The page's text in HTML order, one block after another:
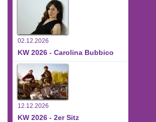
02.12.2026
KW 2026 - Carolina Bubbico
12.12.2026
KW 2026 - 2er Sitz